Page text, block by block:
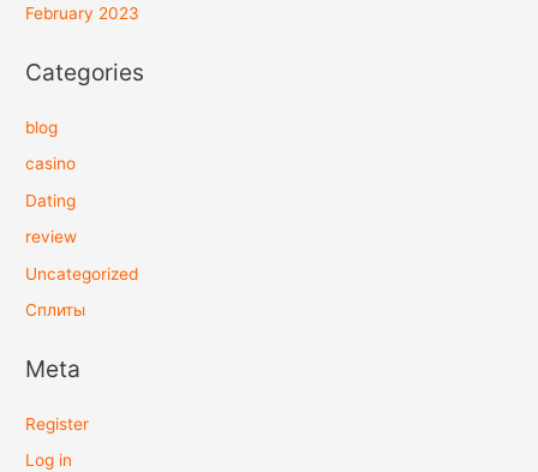
February 2023
Categories
blog
casino
Dating
review
Uncategorized
Сплиты
Meta
Register
Log in